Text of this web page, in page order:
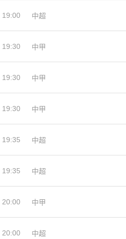
19:00 中超
19:30 中甲
19:30 中甲
19:30 中甲
19:35 中超
19:35 中超
20:00 中甲
20:00 中超